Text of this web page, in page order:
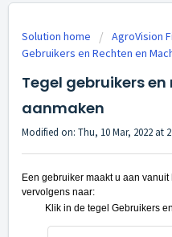
Solution home AgroVision
Gebruikers en Rechten en
Tegel gebruikers
aanmaken
Modified on: Thu, 10 Mar, 2022 at
Een gebruiker maakt u aan
vervolgens naar:
Klik in de tegel Gebruikers